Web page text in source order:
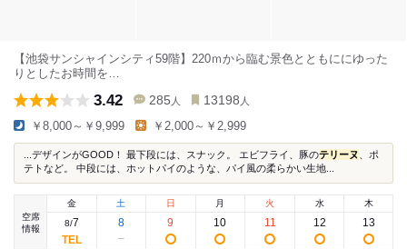
【池袋サンシャインシティ59階】220ｍから臨む景色とともににゆった
りとしたお時間を…
3.42 285 人 13198 人
￥8,000～￥9,999 ￥2,000～￥2,999
...デザインがGOOD！ 最下段には、スナック。 エビフライ、豚のテリーヌ
、ポ
テトなど。 中段には、ホットパイのような、パイ風の柔らかい生地...
空席
情報
金
8/7
土
8
日
9
月
10
火
11
水
12
木
13